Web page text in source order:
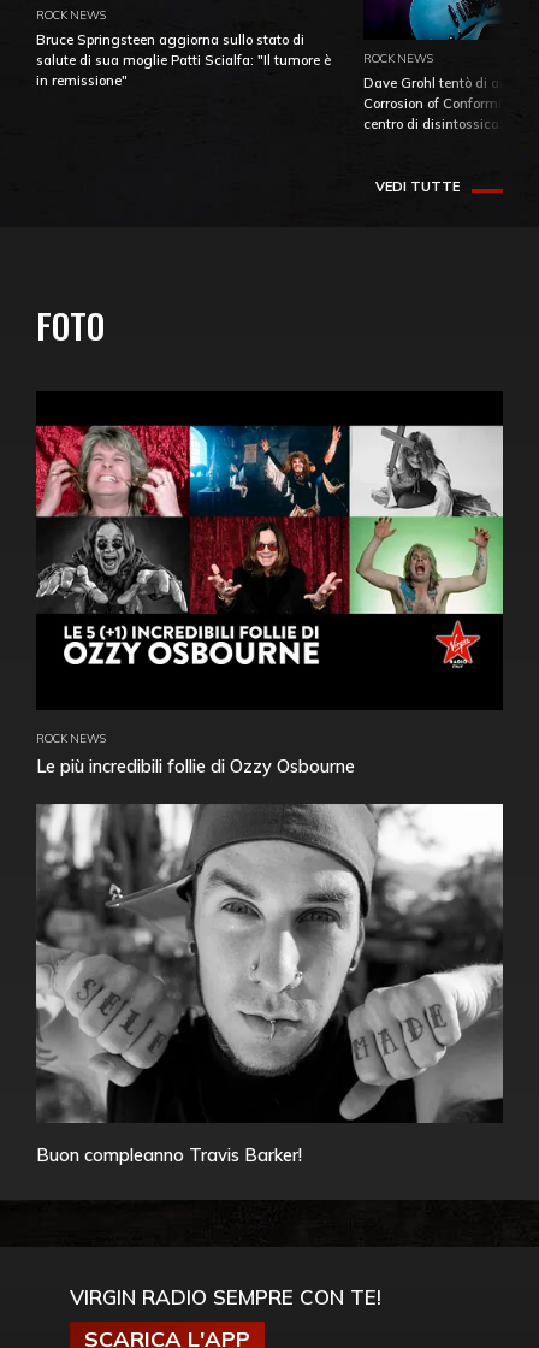
ROCK NEWS
Bruce Springsteen aggiorna sullo stato di
salute di sua moglie Patti Scialfa: "Il tumore è
in remissione"
ROCK NEWS
Dave Grohl tentò di
Corrosion of Conformity
centro di
VEDI TUTTE
FOTO
ROCK NEWS
Le più incredibili follie di Ozzy Osbourne
Buon compleanno Travis Barker!
VIRGIN RADIO SEMPRE CON TE!
SCARICA L'APP